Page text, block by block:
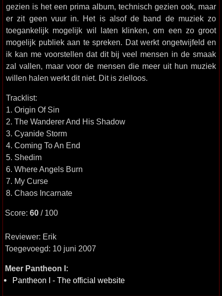
gezien is het een prima album, technisch gezien ook, maar
er zit geen vuur in. Het is alsof de band de muziek zo
toegankelijk mogelijk wil laten klinken, om een zo groot
mogelijk publiek aan te spreken. Dat werkt ongetwijfeld en
ik kan me voorstellen dat dit bij veel mensen in de smaak
zal vallen, maar voor de mensen die meer uit hun muziek
willen halen werkt dit niet. Dit is zielloos.
Tracklist:
1. Origin Of Sin
2. The Wanderer And His Shadow
3. Cyanide Storm
4. Coming To An End
5. Shedim
6. Where Angels Burn
7. My Curse
8. Chaos Incarnate
Score: 60 / 100
Reviewer: Erik
Toegevoegd: 10 juni 2007
Meer Pantheon I:
Pantheon I - The official website